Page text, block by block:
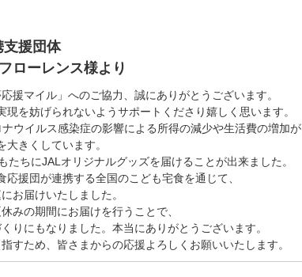
支援団体
ローレンス様より
援マイル」へのご協力、誠にありがとうございます。
を妨げられないようサポートくださり嬉しく思います。
ウイルス感染症の影響による所得の減少や生活費の増加が
大きくしています。
ちにJALオリジナルグッズを届けることが出来ました。
援団が連携する全国のこども宅食を通じて、
お届けいたしました。
みの期間にお届けを行うことで、
りにもなりました。本当にありがとうございます。
すため、皆さまからの応援よろしくお願いいたします。